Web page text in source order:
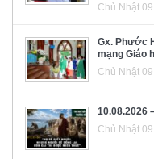
Chủ Nhật
Gx. Phước
mạng Giáo
Chủ Nhật
10.08.2026
Chủ Nhật